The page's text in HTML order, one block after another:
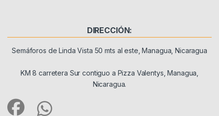
DIRECCIÓN:
Semáforos de Linda Vista 50 mts al este, Managua, Nicaragua
KM 8 carretera Sur contiguo a Pizza Valentys, Managua,
Nicaragua.